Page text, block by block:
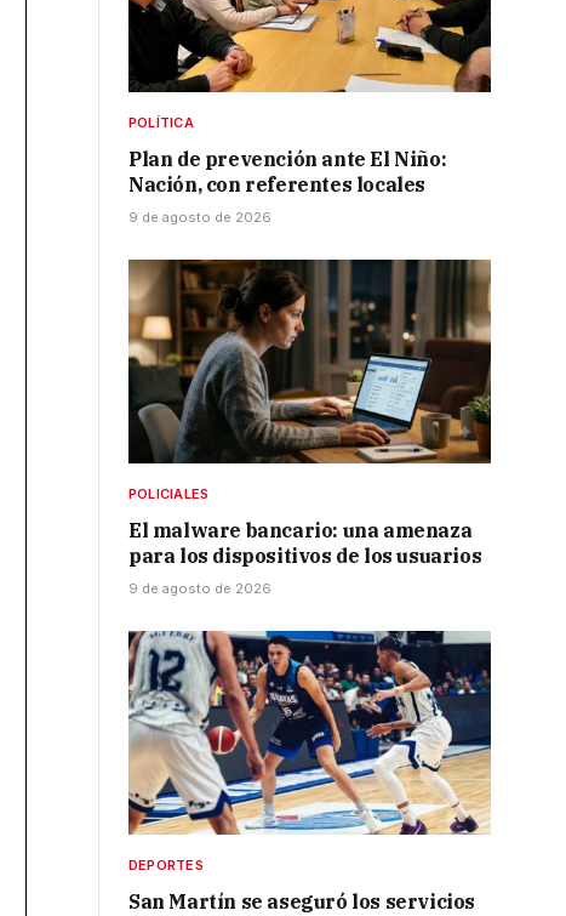
POLÍTICA
Plan de prevención ante El Niño:
Nación, con referentes locales
9 de agosto de 2026
POLICIALES
El malware bancario: una amenaza
para los dispositivos de los usuarios
9 de agosto de 2026
DEPORTES
San Martín se aseguró los servicios